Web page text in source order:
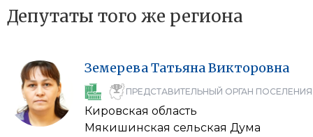
Депутаты того же региона
ЗемереваТатьянаВикторовна
ПРЕДСТАВИТЕЛЬНЫЙ ОРГАН ПОСЕЛЕНИЯ
Кировская область
Мякишинская сельская Дума